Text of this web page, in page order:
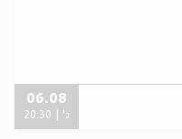
06.08
ג' | 20:30